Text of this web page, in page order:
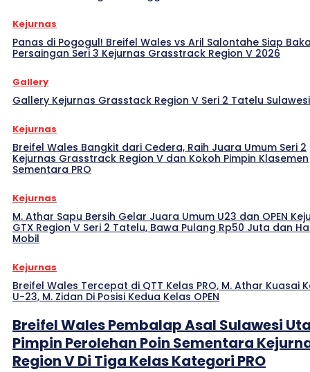
Kejurnas
Panas di Pogogul! Breifel Wales vs Aril Salontahe Siap
Persaingan Seri 3 Kejurnas Grasstrack Region V 2026
Gallery
Gallery Kejurnas Grasstack Region V Seri 2 Tatelu
Kejurnas
Breifel Wales Bangkit dari Cedera, Raih Juara Umum Seri 2
Kejurnas Grasstrack Region V dan Kokoh Pimpin Klasemen
Sementara PRO
Kejurnas
M. Athar Sapu Bersih Gelar Juara Umum U23 dan OPEN
GTX Region V Seri 2 Tatelu, Bawa Pulang Rp50 Juta dan
Mobil
Kejurnas
Breifel Wales Tercepat di QTT Kelas PRO, M. Athar Kuasai
U-23, M. Zidan Di Posisi Kedua Kelas OPEN
Breifel Wales Pembalap Asal Sulawesi
Pimpin Perolehan Poin Sementara
Region V Di Tiga Kelas Kategori PRO